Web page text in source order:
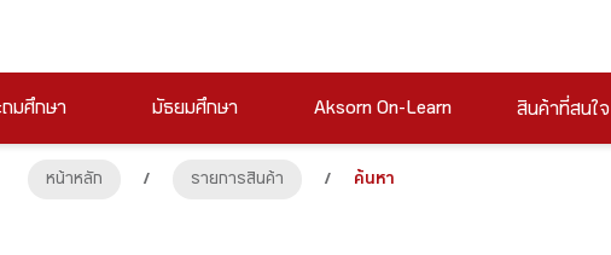
ถมศึกษา มัธยมศึกษา Aksorn On-Learn สินค้าที่สนใจ
หน้าหลัก / รายการสินค้า / ค้นหา